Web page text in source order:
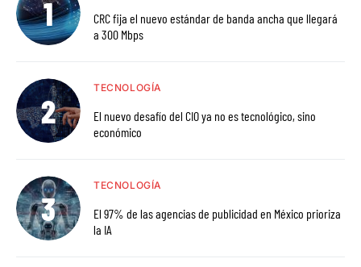
CRC fija el nuevo estándar de banda ancha que llegará
a 300 Mbps
TECNOLOGÍA
El nuevo desafío del CIO ya no es tecnológico, sino
económico
TECNOLOGÍA
El 97% de las agencias de publicidad en México prioriza
la IA